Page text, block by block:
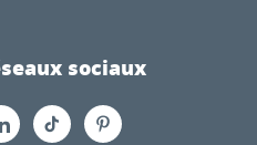
sociaux